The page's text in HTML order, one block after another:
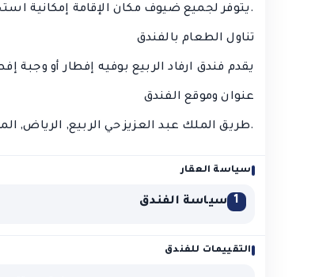
يتوفر لجميع ضيوف مكان الإقامة إمكانية استخدام مسبح داخلي ومركز أعمال.
تناول الطعام بالفندق
يقدم فندق ارفاد الربيع بوفيه إفطار أو وجبة
عنوان وموقع الفندق
6151 طريق الملك عبد العزيز حي الربيع, الرياض, المملكة العربية السعودية.
سياسة العقار
1 سياسة الفندق
التقييمات للفندق